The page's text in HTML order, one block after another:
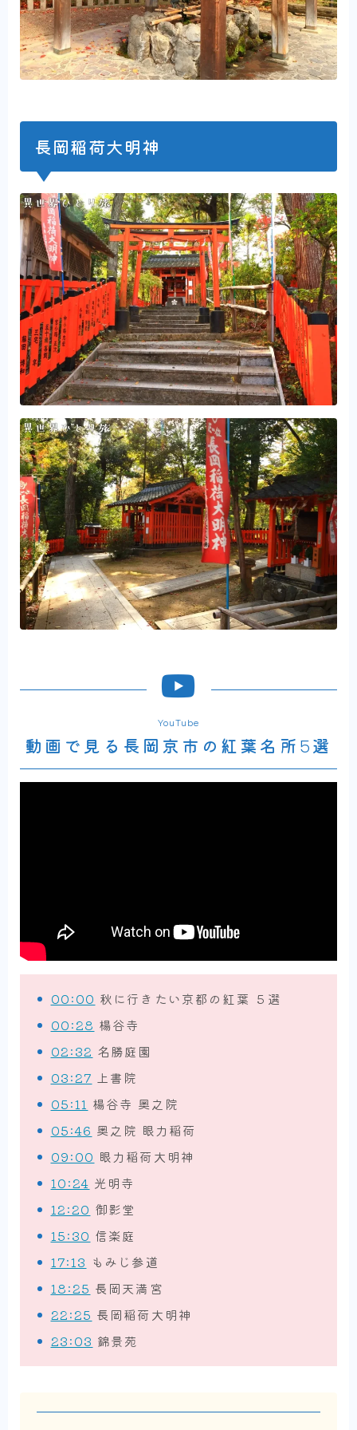
長岡稲荷大明神
YouTube
動画で見る長岡京市の紅葉名所5選
00:00 秋に行きたい京都の紅葉 ５選
00:28 楊谷寺
02:32 名勝庭園
03:27 上書院
05:11 楊谷寺 奥之院
05:46 奥之院 眼力稲荷
09:00 眼力稲荷大明神
10:24 光明寺
12:20 御影堂
15:30 信楽庭
17:13 もみじ参道
18:25 長岡天満宮
22:25 長岡稲荷大明神
23:03 錦景苑